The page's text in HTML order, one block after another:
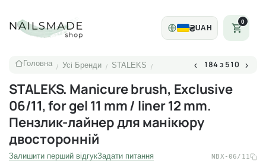
₴UAH
0
Головна / Усі Бренди / STALEKS / ‹ 184 з 510 ›
STALEKS. Manicure brush, Exclusive
06/11, for gel 11 mm / liner 12 mm.
Пензлик-лайнер для манікюру
двосторонній
Залишити перший відгукЗадати питання NBX-06/11